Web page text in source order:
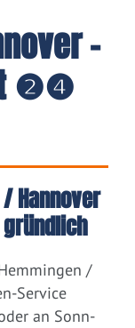
-
❷❹
Hannover
/
Service
an Sonn-